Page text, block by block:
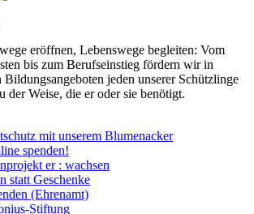
eröffnen, Lebenswege begleiten: Vom
bis zum Berufseinstieg fördern wir in
Bildungsangeboten jeden unserer Schützlinge
der Weise, die er oder sie benötigt.
mit unserem Blumenacker
spenden!
er : wachsen
statt Geschenke
(Ehrenamt)
Stiftung